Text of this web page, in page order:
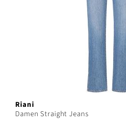
Riani
Damen Straight Jeans